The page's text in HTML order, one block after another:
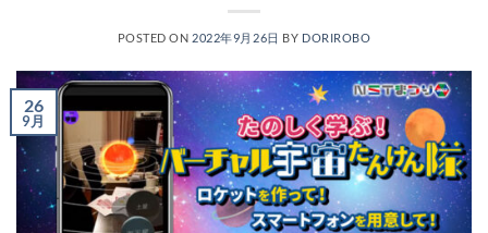
POSTED ON 2022年9月26日 BY DORIROBO
26
9月